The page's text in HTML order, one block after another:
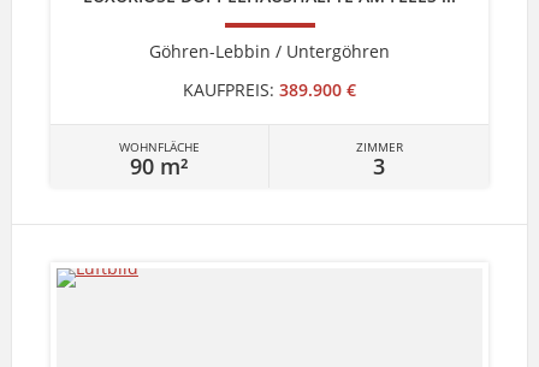
Göhren-Lebbin / Untergöhren
KAUFPREIS: 389.900 €
WOHNFLÄCHE
90 m²
ZIMMER
3